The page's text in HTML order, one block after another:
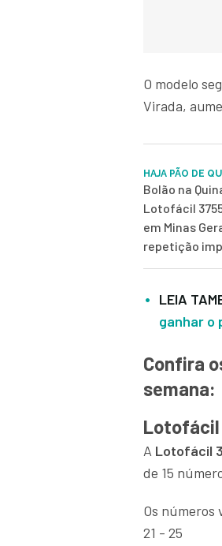
O modelo
Virada,
HAJA PÃO DE
Bolão na
Lotofácil
em Minas
repetição
LEIA
ganhar o
Confira
semana:
Lotofácil
A Lotofácil
de 15
Os números
21 - 25